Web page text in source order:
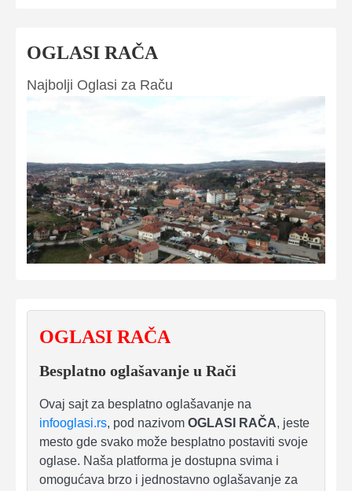
OGLASI RAČA
Najbolji Oglasi za Raču
OGLASI RAČA
Besplatno oglašavanje u Rači
Ovaj sajt za besplatno oglašavanje na
infooglasi.rs, pod nazivom OGLASI RAČA, jeste
mesto gde svako može besplatno postaviti svoje
oglase. Naša platforma je dostupna svima i
omogućava brzo i jednostavno oglašavanje za